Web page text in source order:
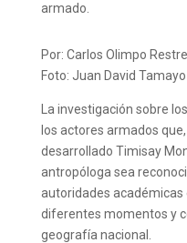
armado.
Por: Carlos Olimpo
Foto: Juan David Tamayo
La investigación sobre
los actores armados
desarrollado Timisay
antropóloga sea
autoridades académicas
diferentes momentos y
geografía nacional.